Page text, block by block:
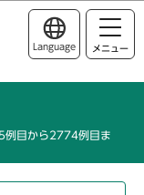
Language メニュー
例目から2774例目ま